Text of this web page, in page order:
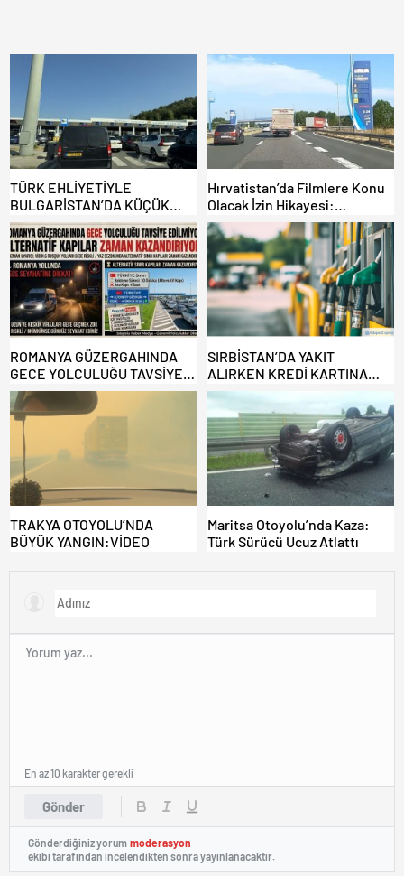
TÜRK EHLİYETİYLE
BULGARİSTAN’DA KÜÇÜK
HATA, ARACINA 6 AY EL
KONULMASINA YOL AÇTI
Hırvatistan’da Filmlere Konu
Olacak İzin Hikayesi:
Benzinlikte Eşini Unuttu!
ROMANYA GÜZERGAHINDA
GECE YOLCULUĞU TAVSİYE
EDİLMİYOR: ALTERNATİF
KAPILAR ZAMAN
KAZANDIRIYOR!
SIRBİSTAN’DA YAKIT
ALIRKEN KREDİ KARTINA
DİKKAT: MAĞDUR OLMAYIN!
TRAKYA OTOYOLU’NDA
BÜYÜK YANGIN:VİDEO
Maritsa Otoyolu’nda Kaza:
Türk Sürücü Ucuz Atlattı
Gönder
En az 10 karakter gerekli
Gönderdiğiniz yorum moderasyon
ekibi tarafından incelendikten sonra yayınlanacaktır.